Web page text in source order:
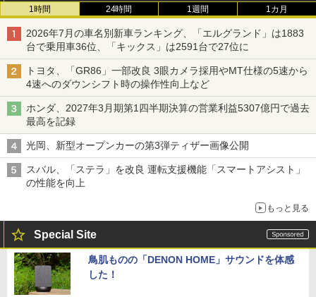
1時間 24時間 1週間 1カ月
2026年7月の車名別新車ランキング、「エルグランド」は1883
台で乗用車36位、「キックス」は2591台で27位に
トヨタ、「GR86」一部改良 3眼カメラ採用やMT仕様の5速から
4速へのダウンシフト時の操作性向上など
ホンダ、2027年3月期第1四半期決算の営業利益5307億円で過去
最高を記録
光岡、新型オープンカーの第3弾ティザー画像公開
スバル、「ステラ」を改良 運転支援機能「スマートアシスト」
の性能を向上
もっと見る
Special Site
鳥肌ものの「DENON HOME」サウンドを体感
した！